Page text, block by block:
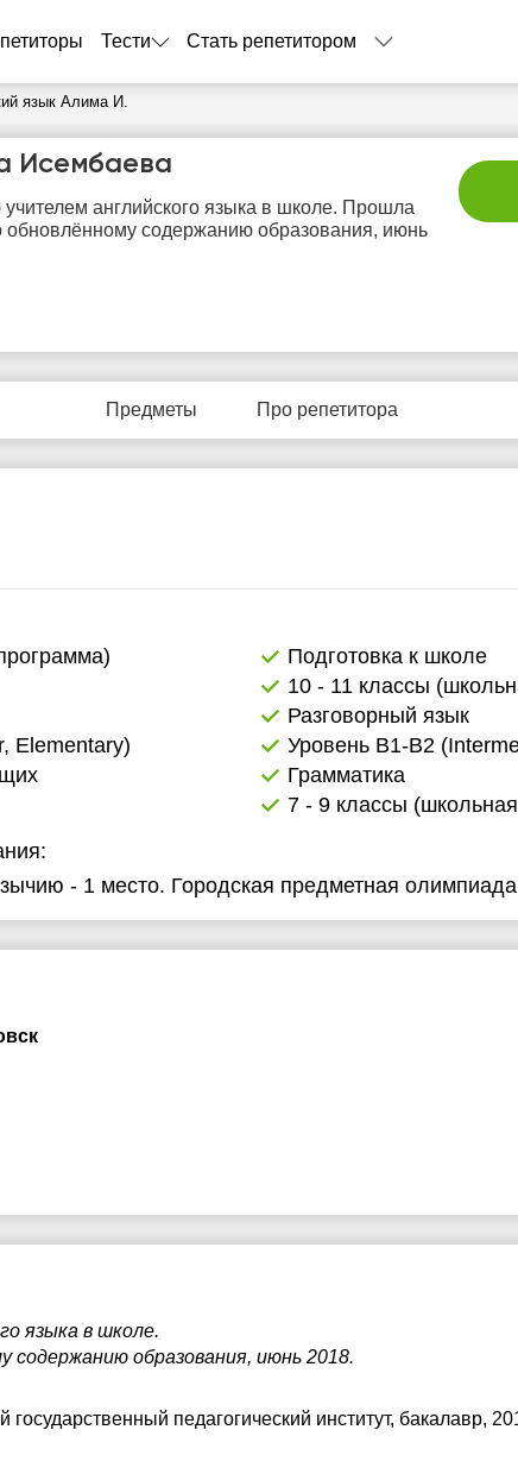
Тести Стать репетитором
язык Алима И.
Исембаева
учителем английского языка в школе. Прошла
обновлённому содержанию образования, июнь
Предметы Про репетитора
Подготовка к школе
10 - 11 классы
Разговорный язык
Elementary)
Уровень B1-B2
Грамматика
7 - 9 классы
- 1 место. Городская предметная
языка в школе.
содержанию образования, июнь 2018.
государственный педагогический институт, бакалавр,
8
9
10
11
Нет
свободных
Нет
свободных
Нет
свободных